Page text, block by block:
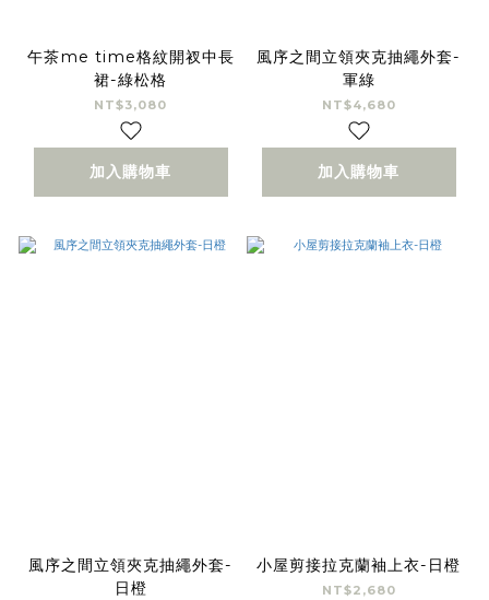
午茶me time格紋開衩中長
裙-綠松格
NT$3,080
加入購物車
風序之間立領夾克抽繩外套-
軍綠
NT$4,680
加入購物車
風序之間立領夾克抽繩外套-
日橙
小屋剪接拉克蘭袖上衣-日橙
NT$2,680